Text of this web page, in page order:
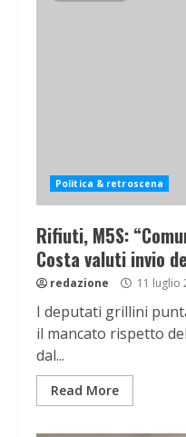
Politica & retroscena
Rifiuti, M5S:
Costa valuti invio
redazione 11 luglio
I deputati grillini
il mancato rispetto
dal...
Read More